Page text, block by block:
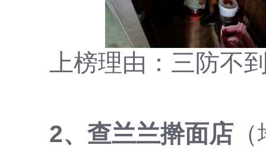
上榜理由：三防不
2、查兰兰擀面店